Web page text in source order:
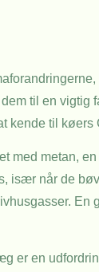
til en vigtig
kende til
med metan,
især når de
er en